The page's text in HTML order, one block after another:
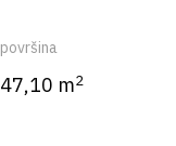
površina
47,10 m2